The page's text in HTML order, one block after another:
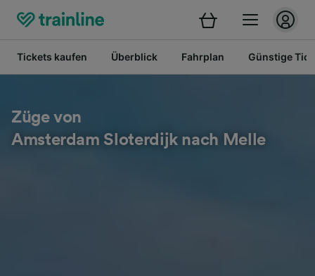
Tickets kaufen Überblick Fahrplan Günstige
Züge von
Amsterdam Sloterdijk nach Melle